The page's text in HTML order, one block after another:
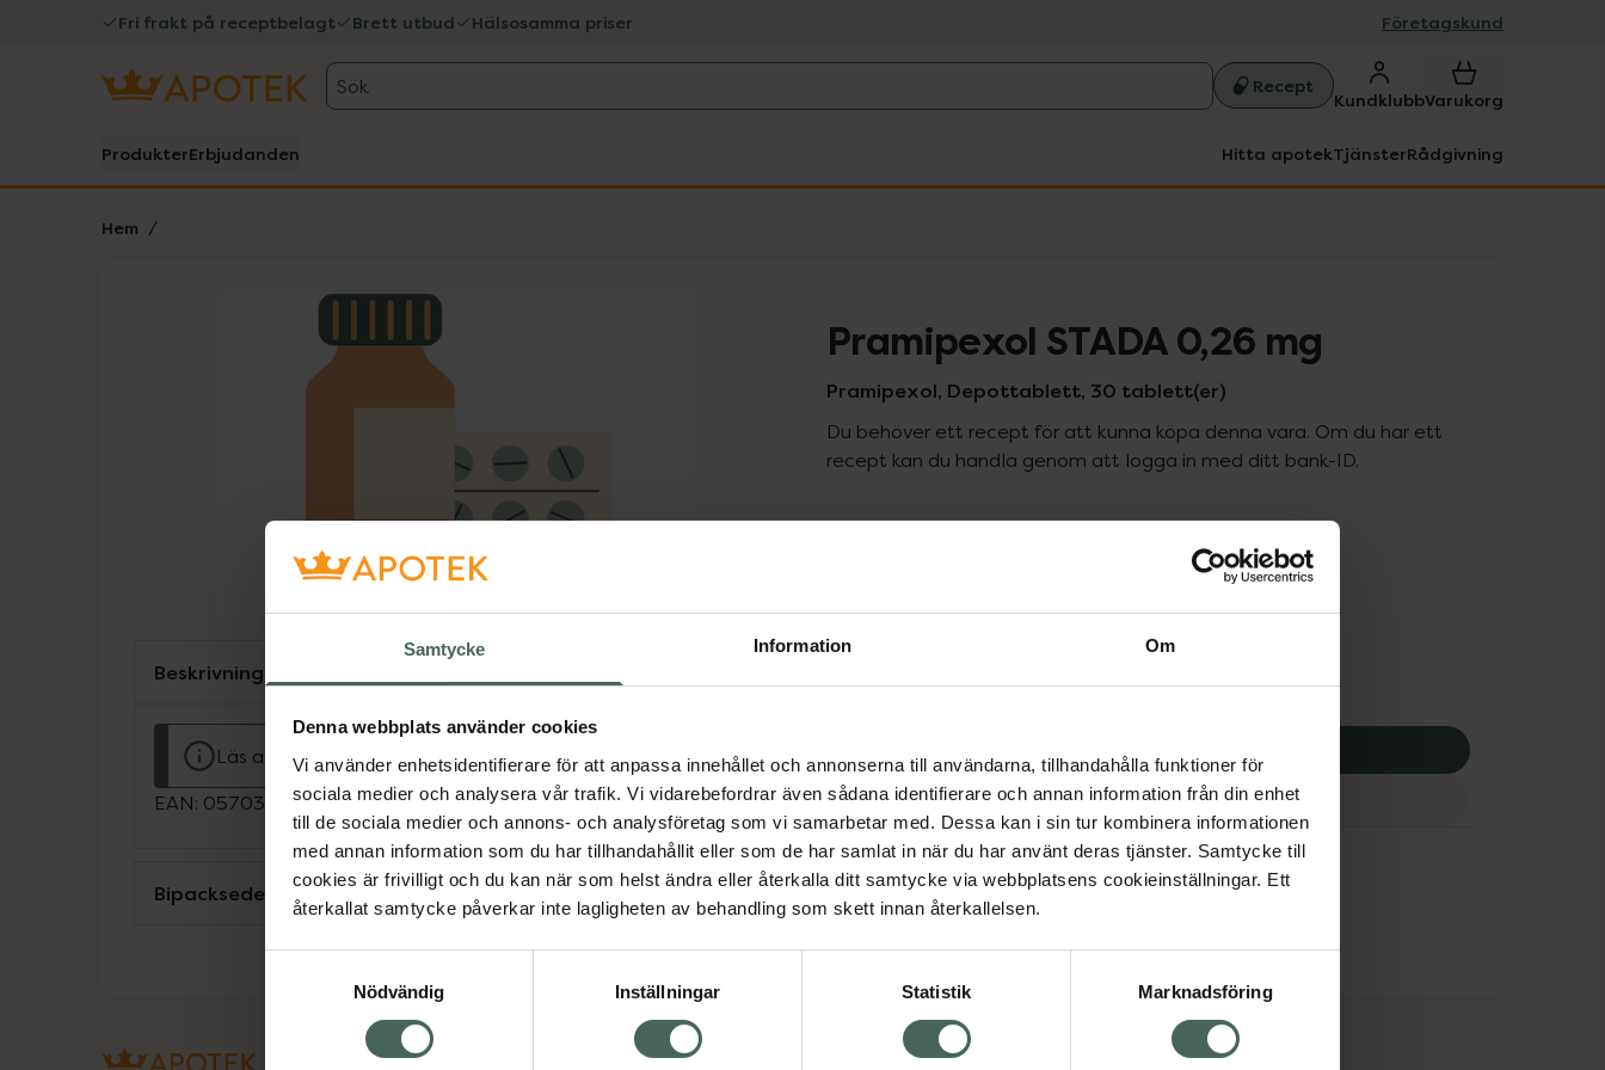
Samtycke Information Om
Denna webbplats använder cookies
Vi använder enhetsidentifierare för att anpassa innehållet och annonserna till användarna, tillhandahålla funktioner för
sociala medier och analysera vår trafik. Vi vidarebefordrar även sådana identifierare och annan information från din enhet
till de sociala medier och annons- och analysföretag som vi samarbetar med. Dessa kan i sin tur kombinera informationen
med annan information som du har tillhandahållit eller som de har samlat in när du har använt deras tjänster. Samtycke till
cookies är frivilligt och du kan när som helst ändra eller återkalla ditt samtycke via webbplatsens cookieinställningar. Ett
återkallat samtycke påverkar inte lagligheten av behandling som skett innan återkallelsen.
Nödvändig
Inställningar Statistik Marknadsföring
Fri frakt på receptbelagt Brett utbud Hälsosamma priser Företagskund
Sök Recept
KundklubbVarukorg
ProdukterErbjudanden Hitta apotekTjänsterRådgivning
Hem
Lista: . Innehåller 1 objekt. Pramipexol STADA 0,26 mg
Pramipexol, Depottablett, 30 tablett(er)
Du behöver ett recept för att kunna köpa denna vara. Om du har ett
recept kan du handla genom att logga in med ditt bank-ID.
Pris med recept
Högkostnadsskyddet gäller
121,51 kr
I apotek:121,51 kr
Köp via ditt recept
Aktuella erbjudanden
Beskrivning
Läs alltid bipacksedeln innan användning.
EAN: 05703241000468
Bipacksedel från FASS Visa
Om recept och läkemedel